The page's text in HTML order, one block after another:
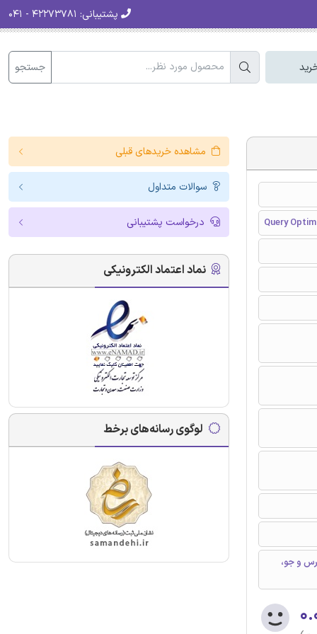
پشتیبانی:
جستجو
Query
و جو،
مشاهده خریدهای قبلی
سوالات متداول
درخواست پشتیبانی
نماد اعتماد الکترونیکی
لوگوی رسانه‌های برخط